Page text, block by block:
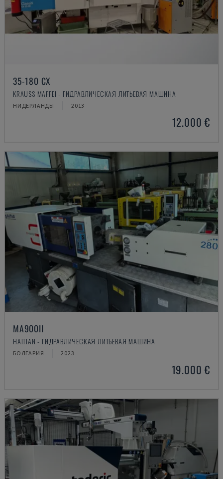
35-180 CX
KRAUSS MAFFEI - ГИДРАВЛИЧЕСКАЯ ЛИТЬЕВАЯ МАШИНА
НИДЕРЛАНДЫ 2013
12.000 €
MA900ІІ
HAITIAN - ГИДРАВЛИЧЕСКАЯ ЛИТЬЕВАЯ МАШИНА
БОЛГАРИЯ 2023
19.000 €